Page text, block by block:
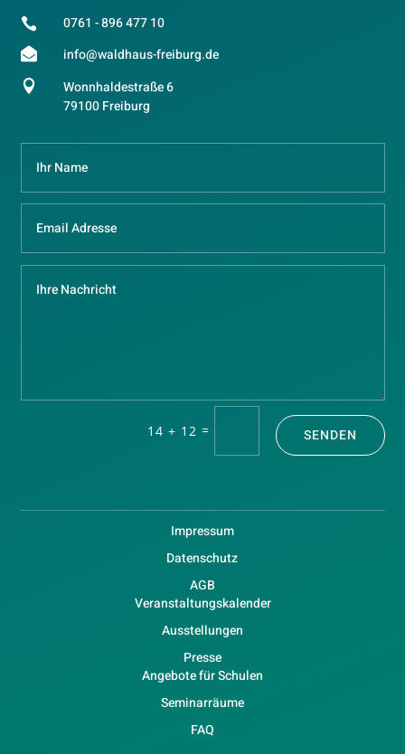
 0761 - 896 477 10
 info@waldhaus-freiburg.de

Wonnhaldestraße 6
79100 Freiburg
14 + 12 = SENDEN
Impressum
Datenschutz
AGB
Veranstaltungskalender
Ausstellungen
Presse
Angebote für Schulen
Seminarräume
FAQ